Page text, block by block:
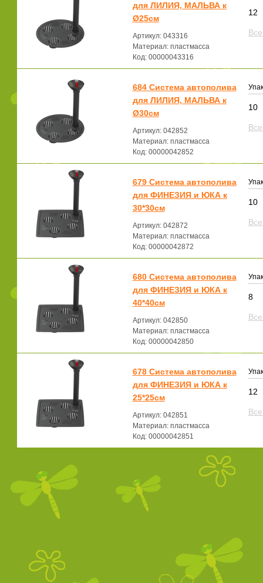
для ЛИЛИЯ, МАЛЬВА к
Ø25см
Артикул: 043316
Материал: пластмасса
Код: 00000043316
12
684 Система автополива
для ЛИЛИЯ, МАЛЬВА к
Ø30см
Артикул: 042852
Материал: пластмасса
Код: 00000042852
10
679 Система автополива
для ФИНЕЗИЯ и ЮКА к
30*30см
Артикул: 042872
Материал: пластмасса
Код: 00000042872
10
680 Система автополива
для ФИНЕЗИЯ и ЮКА к
40*40см
Артикул: 042850
Материал: пластмасса
Код: 00000042850
8
678 Система автополива
для ФИНЕЗИЯ и ЮКА к
25*25см
Артикул: 042851
Материал: пластмасса
Код: 00000042851
12